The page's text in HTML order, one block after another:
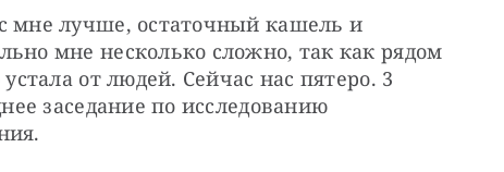
мне лучше, остаточный кашель и
мне несколько сложно, так как рядом
от людей. Сейчас нас пятеро. 3
заседание по исследованию